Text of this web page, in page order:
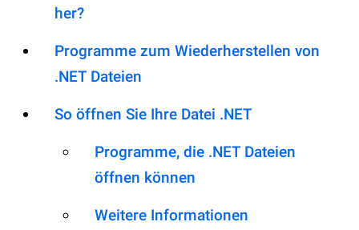
her?
Programme zum Wiederherstellen von
.NET Dateien
So öffnen Sie Ihre Datei .NET
Programme, die .NET Dateien
öffnen können
Weitere Informationen